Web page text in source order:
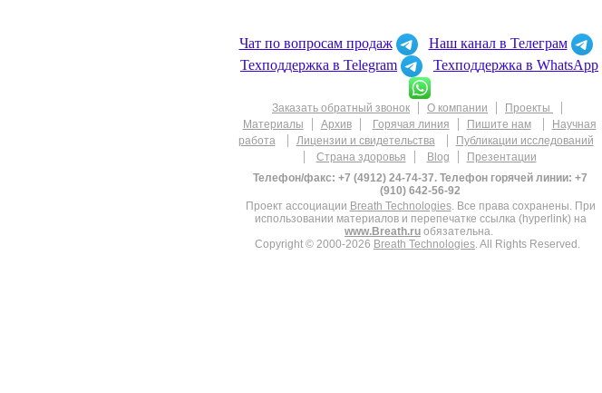
Чат по вопросам продаж
Наш канал в Телеграм
Техподдержка в Telegram
Техподдержка в WhatsApp
Заказать обратный звонок | О компании | Проекты |
Материалы | Архив | Горячая линия | Пишите нам |
Научная
работа
| Лицензии и свидетельства | Публикации исследований
| Страна здоровья | Blog |
Презентации
Телефон/факс: +7 (4912) 24-74-37. Телефон горячей линии: +7
(910) 642-56-92
Проект ассоциации Breath Technologies. Все права сохранены. При
использовании материалов и перепечатке ссылка (hyperlink) на
www.Breath.ru обязательна.
Copyright © 2000-2026 Breath Technologies. All Rights Reserved.